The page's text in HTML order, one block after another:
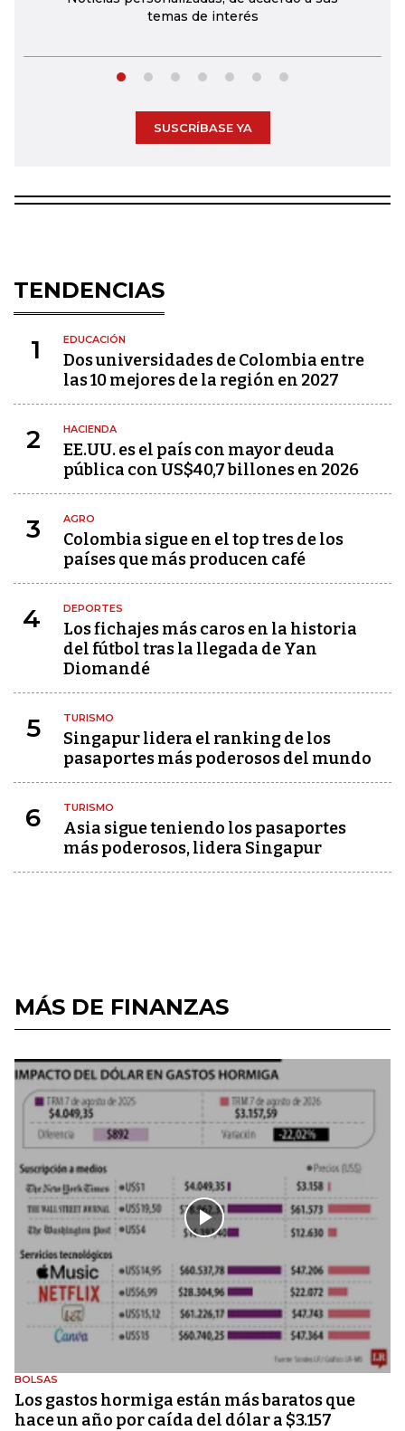
temas de interés
SUSCRÍBASE YA
TENDENCIAS
1 EDUCACIÓN
Dos universidades de Colombia entre
las 10 mejores de la región en 2027
2 HACIENDA
EE.UU. es el país con mayor deuda
pública con US$40,7 billones en 2026
3 AGRO
Colombia sigue en el top tres de los
países que más producen café
4 DEPORTES
Los fichajes más caros en la historia
del fútbol tras la llegada de Yan
Diomandé
5 TURISMO
Singapur lidera el ranking de los
pasaportes más poderosos del mundo
6 TURISMO
Asia sigue teniendo los pasaportes
más poderosos, lidera Singapur
MÁS DE FINANZAS
BOLSAS
Los gastos hormiga están más baratos que
hace un año por caída del dólar a $3.157